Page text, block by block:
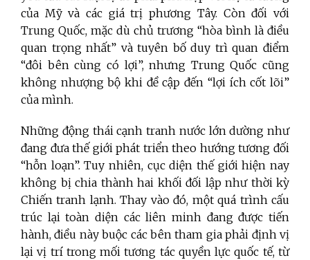
của Mỹ và các giá trị phương Tây. Còn đối với
Trung Quốc, mặc dù chủ trương “hòa bình là điều
quan trọng nhất” và tuyên bố duy trì quan điểm
“đôi bên cùng có lợi”, nhưng Trung Quốc cũng
không nhượng bộ khi đề cập đến “lợi ích cốt lõi”
của mình.
Những động thái cạnh tranh nước lớn dường như
đang đưa thế giới phát triển theo hướng tương đối
“hỗn loạn”. Tuy nhiên, cục diện thế giới hiện nay
không bị chia thành hai khối đối lập như thời kỳ
Chiến tranh lạnh. Thay vào đó, một quá trình cấu
trúc lại toàn diện các liên minh đang được tiến
hành, điều này buộc các bên tham gia phải định vị
lại vị trí trong mối tương tác quyền lực quốc tế, từ